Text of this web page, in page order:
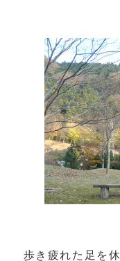
歩き疲れた足を